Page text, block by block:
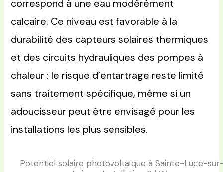
correspond à une eau modérément
calcaire. Ce niveau est favorable à la
durabilité des capteurs solaires thermiques
et des circuits hydrauliques des pompes à
chaleur : le risque d’entartrage reste limité
sans traitement spécifique, même si un
adoucisseur peut être envisagé pour les
installations les plus sensibles.
Potentiel solaire photovoltaïque à Sainte-Luce-